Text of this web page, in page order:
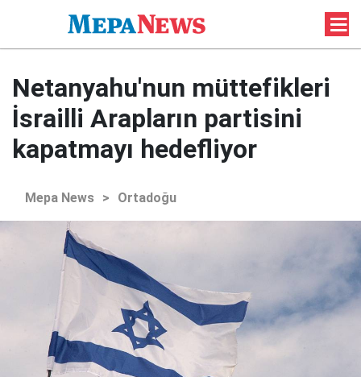
Netanyahu'nun müttefikleri
İsrailli Arapların partisini
kapatmayı hedefliyor
Mepa News > Ortadoğu